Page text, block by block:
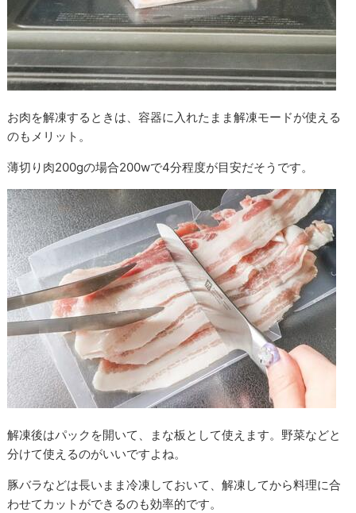
お肉を解凍するときは、容器に入れたまま解凍モードが使える
のもメリット。
薄切り肉200gの場合200wで4分程度が目安だそうです。
解凍後はパックを開いて、まな板として使えます。野菜などと
分けて使えるのがいいですよね。
豚バラなどは長いまま冷凍しておいて、解凍してから料理に合
わせてカットができるのも効率的です。